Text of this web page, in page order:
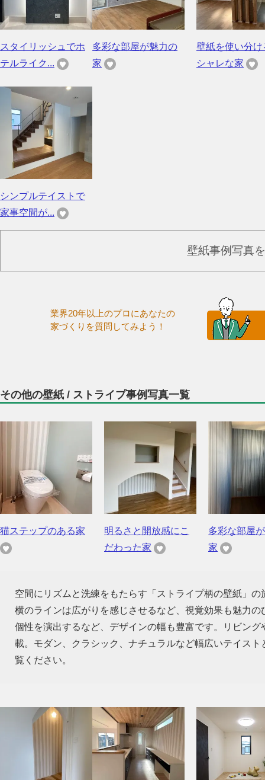
スタイリッシュでホ
テルライク...
多彩な部屋が魅力の
家
壁紙を使い分け
シャレな家
シンプルテイストで
家事空間が...
壁紙事例写真
業界20年以上のプロにあなたの
家づくりを質問してみよう！
その他の壁紙 / ストライプ事例写真一覧
猫ステップのある家
明るさと開放感にこ
だわった家
多彩な部屋
家
空間にリズムと洗練をもたらす「ストライプ柄の壁紙」
横のラインは広がりを感じさせるなど、視覚効果も魅力
個性を演出するなど、デザインの幅も豊富です。リビン
載。モダン、クラシック、ナチュラルなど幅広いテイス
覧ください。